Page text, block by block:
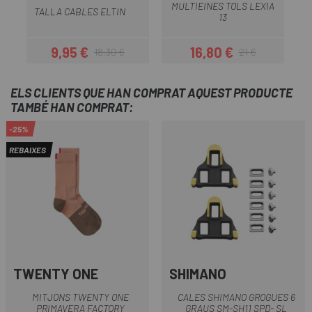
TALLA CABLES ELTIN
Preu
9,95 €Preu regular
18,30 €
MULTIEINES TOLS LEXIA
13
Preu
16,80 €Preu regular
21 €
ELS CLIENTS QUE HAN COMPRAT AQUEST PRODUCTE
TAMBÉ HAN COMPRAT:
-25%
REBAIXES
TWENTY ONE
MITJONS TWENTY ONE
PRIMAVERA FACTORY
SHIMANO
CALES SHIMANO GROGUES 6
GRAUS SM-SH11 SPD- SL